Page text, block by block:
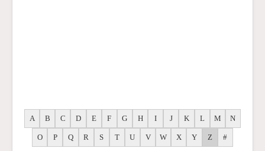
A B C D E F G H I J K L M N
O P Q R S T U V W X Y Z #